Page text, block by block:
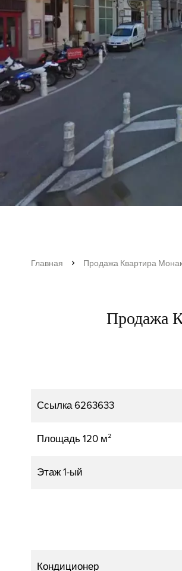
Главная Продажа Квартира
Продажа
Ссылка6263633
Площадь120 м²
Этаж1-ый
Кондиционер